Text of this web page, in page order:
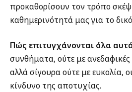
προκαθορίσουν τον τρόπο
καθημερινότητά μας για το
Πώς επιτυγχάνονται όλα
συνθήματα, ούτε με ανεδαφικές
αλλά σίγουρα ούτε με ευκολία,
κίνδυνο της αποτυχίας.